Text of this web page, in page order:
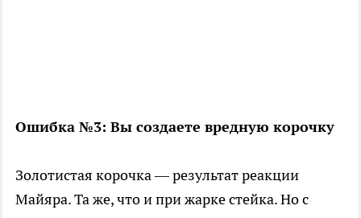
Ошибка №3: Вы создаете вредную корочку
Золотистая корочка — результат реакции
Майяра. Та же, что и при жарке стейка. Но с